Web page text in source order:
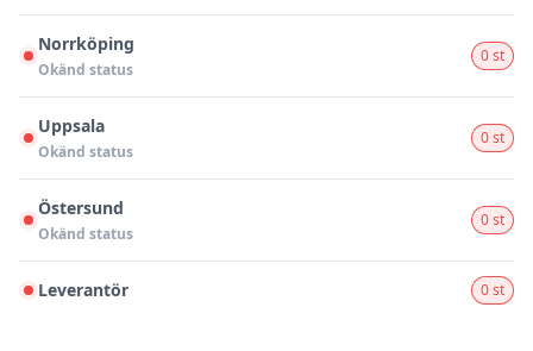
Norrköping
Okänd status
0 st
Uppsala
Okänd status
0 st
Östersund
Okänd status
0 st
Leverantör 0 st